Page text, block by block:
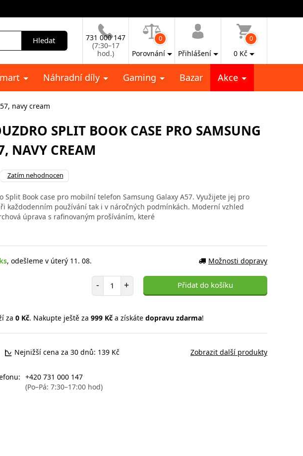
Hledat
731 000 147
(7:30–17
hod.)
0
Porovnání Přihlášení
0
0 Kč
Náhradní díly Gaming Bazar Akce
navy cream
SPLIT BOOK CASE PRO SAMSUNG
NAVY CREAM
Zatím nehodnocen
Split Book case pro mobilní telefon Samsung Galaxy A57. Využijete jej pro
každodenním používání tak i v náročných podmínkách. Moderní vzhled
úprava s rafinovaným prošíváním, které
, odešleme v úterý 11. 08. Možnosti dopravy
- Počet položek
+ Přidat do košíku
za 0 Kč. Nakupte ještě za 999 Kča získáte dopravu zdarma!
Nejnižší cena za 30 dnů: 139 Kč
+420 731 000 147
(Po–Pá: 7:30–17:00 hod)
Zobrazit další produkty